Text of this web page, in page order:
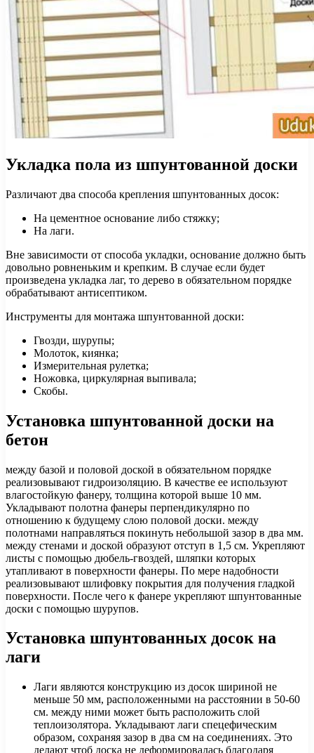
Укладка пола из шпунтованной доски
Различают два способа крепления шпунтованных досок:
На цементное основание либо стяжку;
На лаги.
Вне зависимости от способа укладки, основание должно быть
довольно ровненьким и крепким. В случае если будет
произведена укладка лаг, то дерево в обязательном порядке
обрабатывают антисептиком.
Инструменты для монтажа шпунтованной доски:
Гвозди, шурупы;
Молоток, киянка;
Измерительная рулетка;
Ножовка, циркулярная выпивала;
Скобы.
Установка шпунтованной доски на
бетон
между базой и половой доской в обязательном порядке
реализовывают гидроизоляцию. В качестве ее используют
влагостойкую фанеру, толщина которой выше 10 мм.
Укладывают полотна фанеры перпендикулярно по
отношению к будущему слою половой доски. между
полотнами направляться покинуть небольшой зазор в два мм.
между стенами и доской образуют отступ в 1,5 см. Укрепляют
листы с помощью дюбель-гвоздей, шляпки которых
утапливают в поверхности фанеры. По мере надобности
реализовывают шлифовку покрытия для получения гладкой
поверхности. После чего к фанере укрепляют шпунтованные
доски с помощью шурупов.
Установка шпунтованных досок на
лаги
Лаги являются конструкцию из досок шириной не
меньше 50 мм, расположенными на расстоянии в 50-60
см. между ними может быть расположить слой
теплоизолятора. Укладывают лаги спецефическим
образом, сохраняя зазор в два см на соединениях. Это
делают чтоб доска не деформировалась благодаря